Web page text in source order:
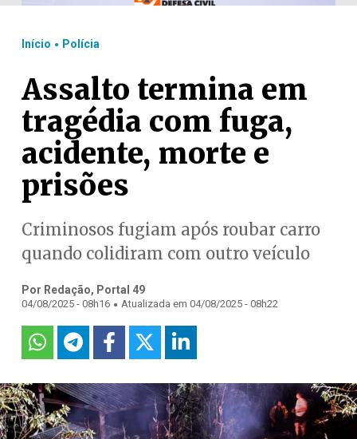
Início . Polícia
Assalto termina em
tragédia com fuga,
acidente, morte e
prisões
Criminosos fugiam após roubar carro
quando colidiram com outro veículo
Por Redação, Portal 49
04/08/2025 - 08h16 . Atualizada em 04/08/2025 - 08h22